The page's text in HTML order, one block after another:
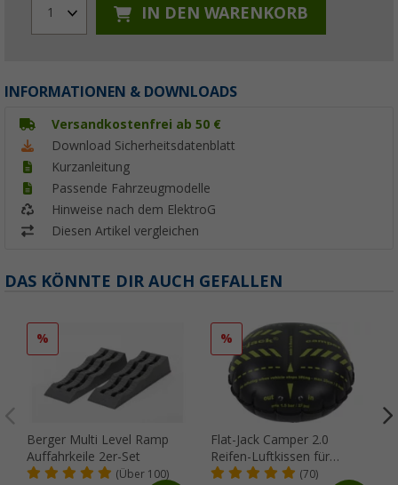
1 IN DEN WARENKORB
INFORMATIONEN & DOWNLOADS
Versandkostenfrei ab 50 €
Download Sicherheitsdatenblatt
Kurzanleitung
Passende Fahrzeugmodelle
Hinweise nach dem ElektroG
Diesen Artikel vergleichen
DAS KÖNNTE DIR AUCH GEFALLEN
%
Berger Multi Level Ramp
Auffahrkeile 2er-Set
(Über 100)
%
Flat-Jack Camper 2.0
Reifen-Luftkissen für
Fahrzeuge bis 6 Tonnen &
(70)